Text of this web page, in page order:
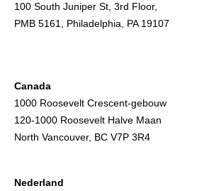
100 South Juniper St, 3rd Floor,
PMB 5161, Philadelphia, PA 19107
Canada
1000 Roosevelt Crescent-gebouw
120-1000 Roosevelt Halve Maan
North Vancouver, BC V7P 3R4
Nederland